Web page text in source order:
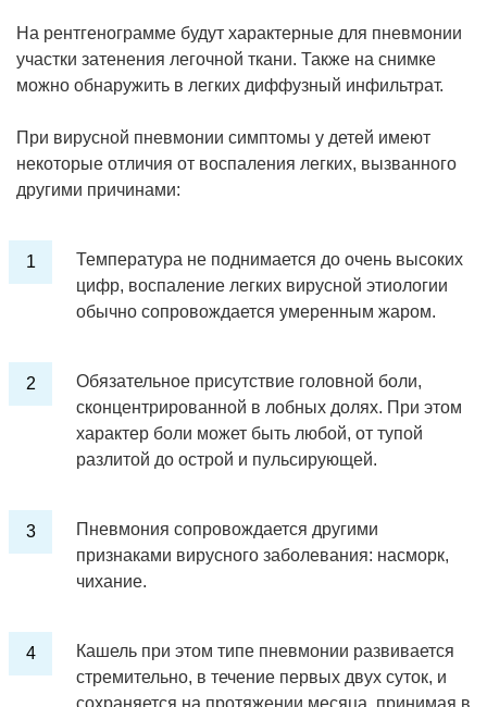
На рентгенограмме будут характерные для пневмонии
участки затенения легочной ткани. Также на снимке
можно обнаружить в легких диффузный инфильтрат.
При вирусной пневмонии симптомы у детей имеют
некоторые отличия от воспаления легких, вызванного
другими причинами:
Температура не поднимается до очень высоких
цифр, воспаление легких вирусной этиологии
обычно сопровождается умеренным жаром.
Обязательное присутствие головной боли,
сконцентрированной в лобных долях. При этом
характер боли может быть любой, от тупой
разлитой до острой и пульсирующей.
Пневмония сопровождается другими
признаками вирусного заболевания: насморк,
чихание.
Кашель при этом типе пневмонии развивается
стремительно, в течение первых двух суток, и